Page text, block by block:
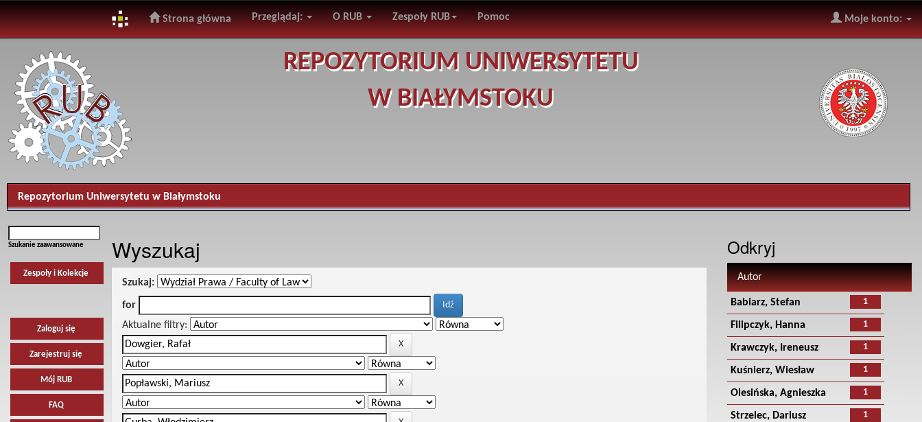
navigation
Strona główna Przeglądaj: O RUB Zespoły RUB Pomoc Moje konto:
REPOZYTORIUM UNIWERSYTETU
W BIAŁYMSTOKU
Repozytorium Uniwersytetu w Białymstoku
Szukanie zaawansowane
Zespoły i Kolekcje
Zaloguj się
Zarejestruj się
Mój RUB
FAQ
Wyszukaj
Szukaj:
for
Aktualne filtry:
Odkryj
Autor
1
Babiarz, Stefan
1
Filipczyk, Hanna
1
Krawczyk, Ireneusz
1
Kuśnierz, Wiesław
1
Olesińska, Agnieszka
1
Strzelec, Dariusz